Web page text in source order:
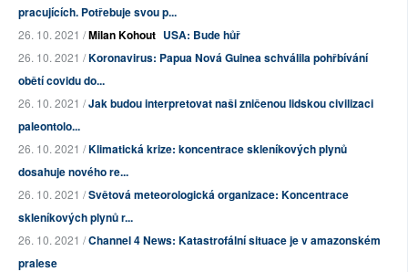
pracujících. Potřebuje svou p...
26. 10. 2021 /Milan Kohout USA: Bude hůř
26. 10. 2021 /Koronavirus: Papua Nová Guinea schválila pohřbívání
obětí covidu do...
26. 10. 2021 /Jak budou interpretovat naši zničenou lidskou civilizaci
paleontolo...
26. 10. 2021 /Klimatická krize: koncentrace skleníkových plynů
dosahuje nového re...
26. 10. 2021 /Světová meteorologická organizace: Koncentrace
skleníkových plynů r...
26. 10. 2021 /Channel 4 News: Katastrofální situace je v amazonském
pralese